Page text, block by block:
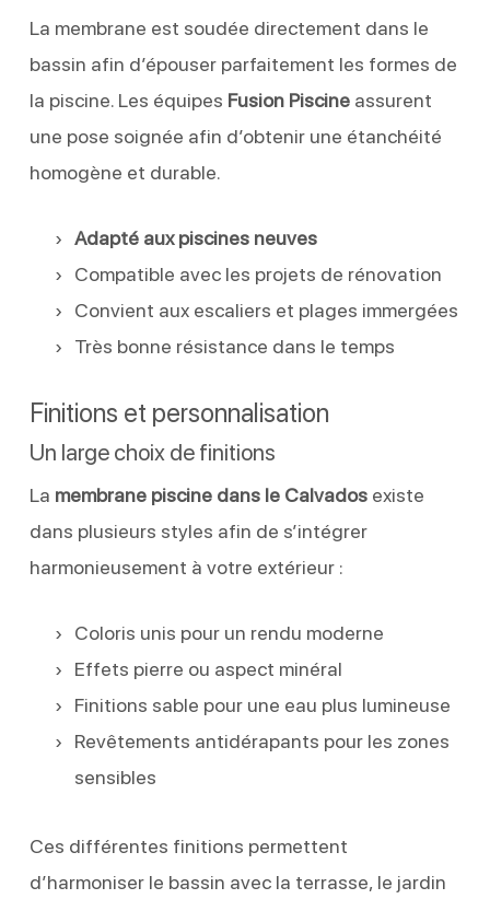
La membrane est soudée directement dans le
bassin afin d’épouser parfaitement les formes de
la piscine. Les équipes Fusion Piscineassurent
une pose soignée afin d’obtenir une étanchéité
homogène et durable.
Adapté aux piscines neuves
Compatible avec les projets de rénovation
Convient aux escaliers et plages immergées
Très bonne résistance dans le temps
Finitions et personnalisation
Un large choix de finitions
La membrane piscine dans le Calvadosexiste
dans plusieurs styles afin de s’intégrer
harmonieusement à votre extérieur :
Coloris unis pour un rendu moderne
Effets pierre ou aspect minéral
Finitions sable pour une eau plus lumineuse
Revêtements antidérapants pour les zones
sensibles
Ces différentes finitions permettent
d’harmoniser le bassin avec la terrasse, le jardin